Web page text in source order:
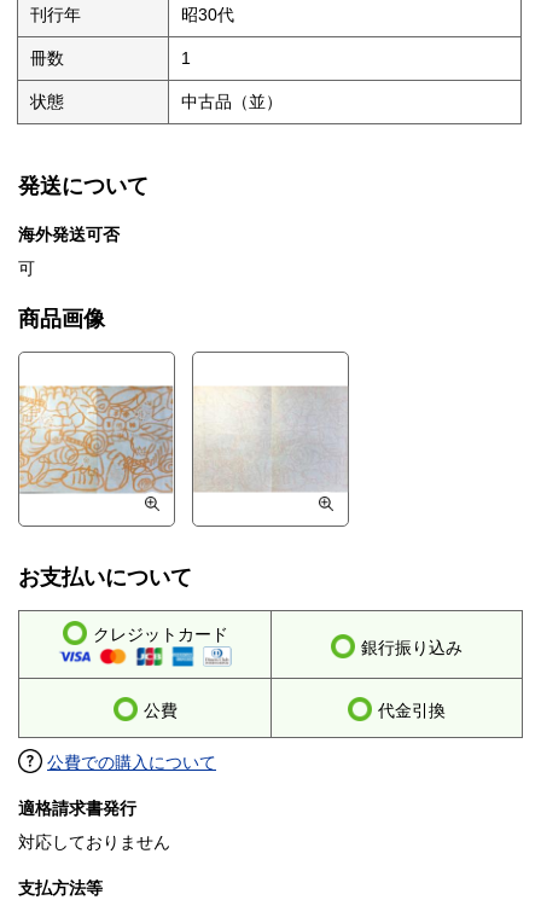
刊行年 昭30代
冊数 1
状態 中古品（並）
発送について
海外発送可否
可
商品画像
お支払いについて
クレジットカード
銀行振り込み
公費 代金引換
公費での購入について
適格請求書発行
対応しておりません
支払方法等